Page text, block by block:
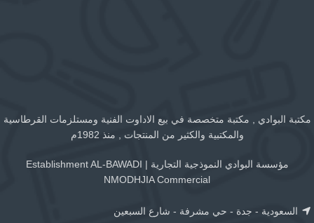
مكتبة البوادي , مكتبة متخصصة في بيع الاداوت الفنية ومستلزمات القرطاسية
والمكتبية والكثير من المنتجات , منذ 1982م
مؤسسة البوادي النموذجية التجارية | Establishment AL-BAWADI
NMODHJIA Commercial
السعودية - جدة - حي مشرفة - شارع السبعين